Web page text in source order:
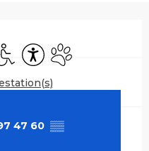
handicapés
Accessibilité
Animaux
47 60 ▒▒